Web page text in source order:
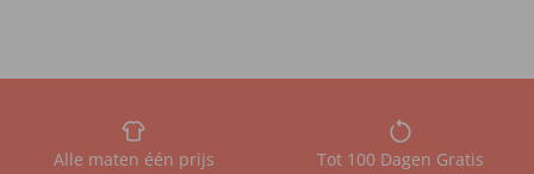
Alle maten één prijs
Tot 100 Dagen Gratis